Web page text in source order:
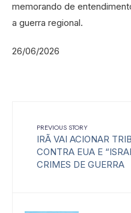
memorando de
a guerra regional.
26/06/2026
PREVIOUS STORY
IRÃ VAI ACIONAR
CONTRA EUA E
CRIMES DE GUERRA